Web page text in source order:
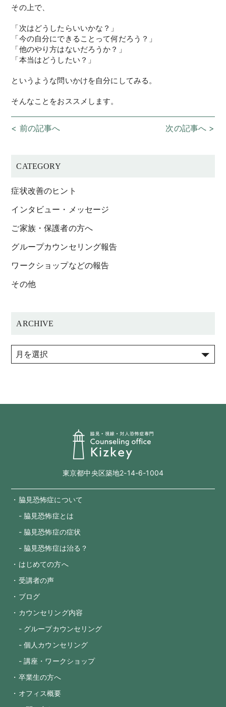
その上で、
「次はどうしたらいいかな？」
「今の自分にできることって何だろう？」
「他のやり方はないだろうか？」
「本当はどうしたい？」
というような問いかけを自分にしてみる。
そんなことをおススメします。
< 前の記事へ 次の記事へ >
CATEGORY
症状改善のヒント
インタビュー・メッセージ
ご家族・保護者の方へ
グループカウンセリング報告
ワークショップなどの報告
その他
ARCHIVE
東京都中央区築地2-14-6-1004
・脇見恐怖症について
- 脇見恐怖症とは
- 脇見恐怖症の症状
- 脇見恐怖症は治る？
・はじめての方へ
・受講者の声
・ブログ
・カウンセリング内容
- グループカウンセリング
- 個人カウンセリング
- 講座・ワークショップ
・卒業生の方へ
・オフィス概要